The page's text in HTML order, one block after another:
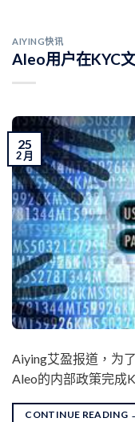
AIYING快讯
Aleo用户在KYC
25
2 月
Aiying艾盈报道，为
Aleo的内部政策完成
CONTINUE READING